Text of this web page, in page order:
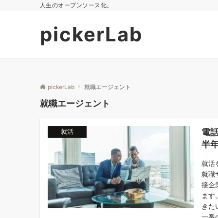
人生のオープンソース化。
pickerLab
pickerLab 就職エージェント
就職エージェント
就活
電
半
就活
就職
接企
ます
きた